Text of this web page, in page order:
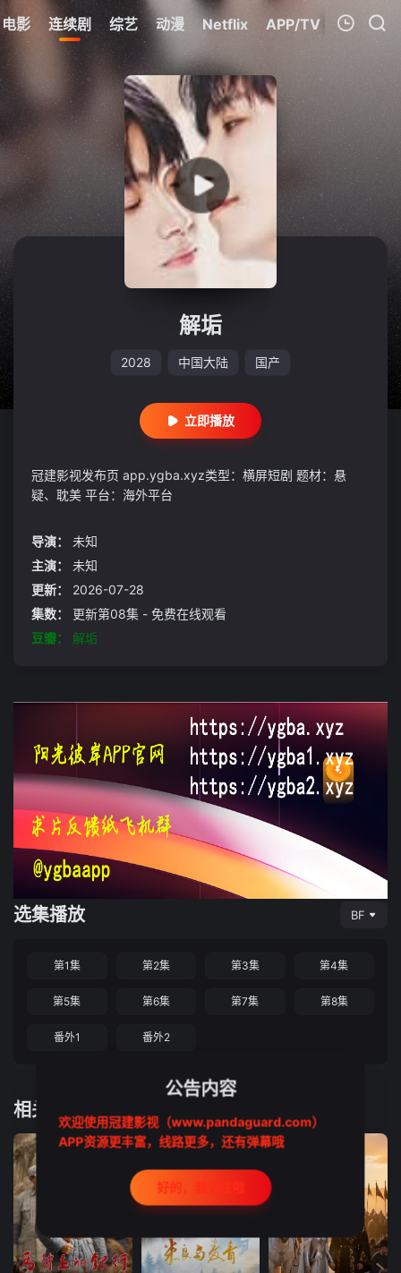
电影 连续剧 综艺 动漫 Netflix APP/TV
我的观影记录
暂无观看影片的记录
解垢
2028 中国大陆 国产
立即播放
冠建影视发布页 app.ygba.xyz类型：横屏短剧 题材：悬
疑、耽美 平台：海外平台
导演：
未知
主演：
未知
更新：
2026-07-28
集数：
更新第08集 - 免费在线观看
豆瓣：
解垢
选集播放 BF
第1集 第2集 第3集 第4集
第5集 第6集 第7集 第8集
番外1 番外2
相关推荐
公告内容
欢迎使用冠建影视（www.pandaguard.com）
APP资源更丰富，线路更多，还有弹幕哦
好的，我记住啦